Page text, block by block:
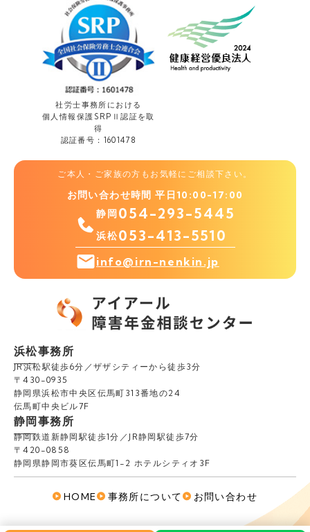
社労士事務所における
個人情報保護SRPⅡ認証を取
得
認証番号：1601478
ご本人・ご家族の方もお気軽にご相談下さい。
お問い合わせ時間 平日10:00-17:00
静岡054-293-5445
浜松053-413-5510
info@irn-nenkin.jp
浜松事務所
JR浜松駅徒歩6分／ザザシティーから徒歩3分
〒430-0935
静岡県浜松市中央区伝馬町313番地の24
伝馬町中央ビル7F
静岡事務所
静岡鉄道新静岡駅徒歩1分／JR静岡駅徒歩7分
〒420-0858
静岡県静岡市葵区伝馬町1-2 ホテルシティオ3F
HOME 事務所について お問い合わせ